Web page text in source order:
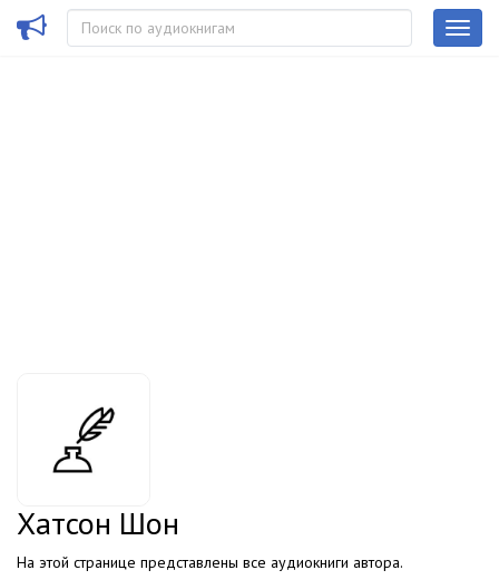
Хатсон Шон
На этой странице представлены все аудиокниги автора.